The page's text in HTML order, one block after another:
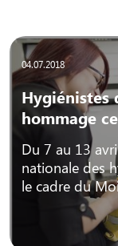
04.07.2018
Hygiénistes
hommage
Du 7 au 13
nationale des
le cadre du